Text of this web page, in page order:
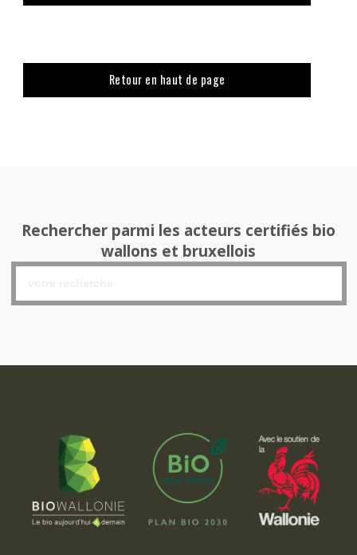
Retour en haut de page
Rechercher parmi les acteurs certifiés bio
wallons et bruxellois